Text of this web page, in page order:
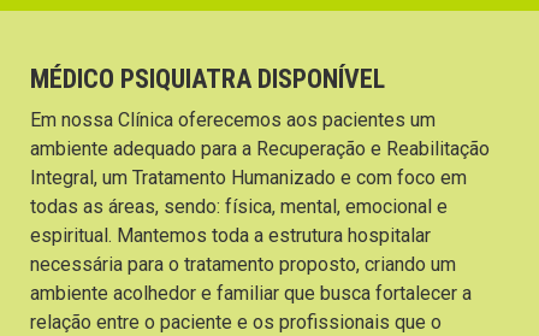
MÉDICO PSIQUIATRA DISPONÍVEL
Em nossa Clínica oferecemos aos pacientes um
ambiente adequado para a Recuperação e Reabilitação
Integral, um Tratamento Humanizado e com foco em
todas as áreas, sendo: física, mental, emocional e
espiritual. Mantemos toda a estrutura hospitalar
necessária para o tratamento proposto, criando um
ambiente acolhedor e familiar que busca fortalecer a
relação entre o paciente e os profissionais que o